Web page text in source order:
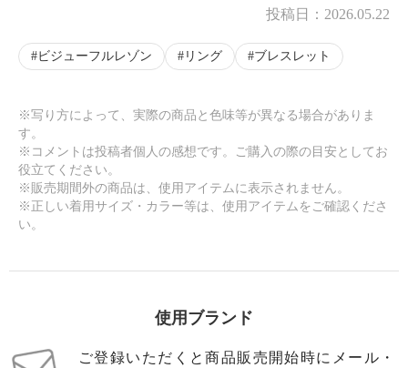
投稿日： 2026.05.22
ビジューフルレゾン リング ブレスレット
※写り方によって、実際の商品と色味等が異なる場合がありま
す。
※コメントは投稿者個人の感想です。ご購入の際の目安としてお
役立てください。
※販売期間外の商品は、使用アイテムに表示されません。
※正しい着用サイズ・カラー等は、使用アイテムをご確認くださ
い。
使用ブランド
ご登録いただくと商品販売開始時にメール・